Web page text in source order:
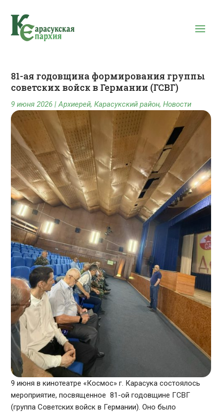
81-ая годовщина формирования группы
советских войск в Германии (ГСВГ)
9 июня 2026 |Архиерей,Карасукский район,Новости
9 июня в кинотеатре «Космос» г. Карасука состоялось
мероприятие, посвященное 81-ой годовщине ГСВГ
(группа Советских войск в Германии). Оно было